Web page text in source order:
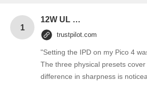
1
12W UL plug 12V 1A power adapter 5V 1A 2A AC DC power supply for Blue Tooth 5V 2A switching ac adapter 12V
trustpilot.com
"Setting the IPD on my Pico 4
The three physical presets
difference in sharpness is